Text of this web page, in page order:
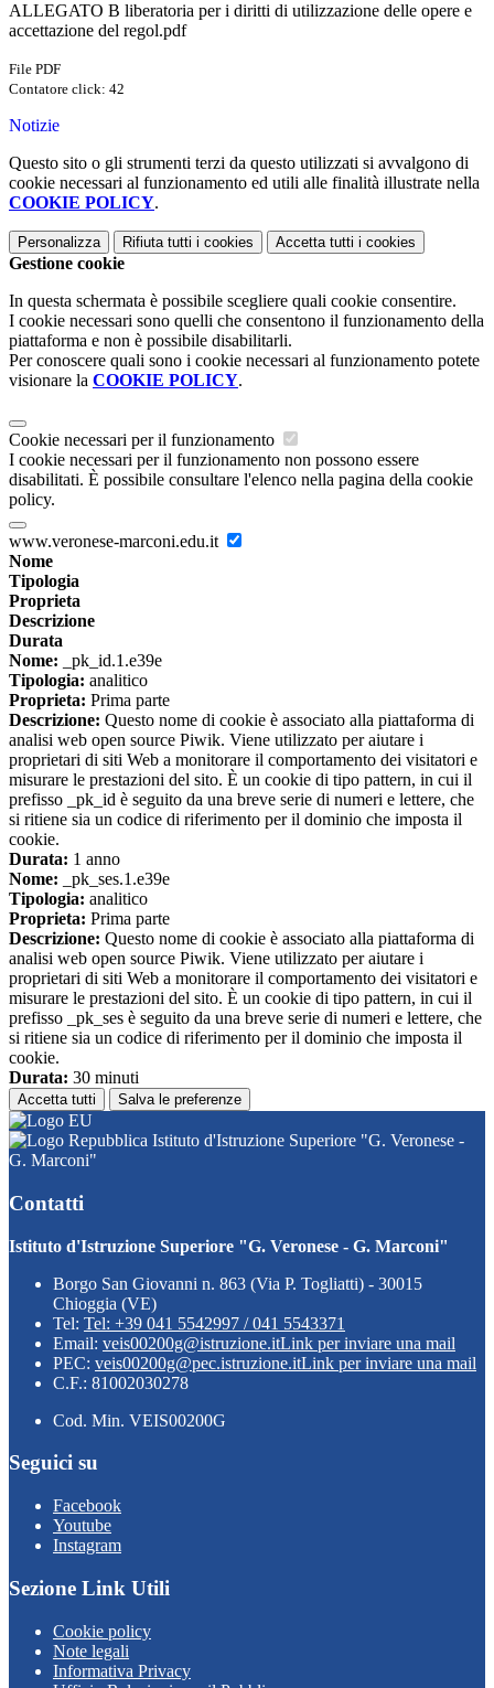
ALLEGATO B liberatoria per i diritti di utilizzazione delle opere e
accettazione del regol.pdf
File PDF
Contatore click: 42
Notizie
Questo sito o gli strumenti terzi da questo utilizzati si avvalgono di
cookie necessari al funzionamento ed utili alle finalità illustrate nella
COOKIE POLICY.
Personalizza Rifiuta tutti i cookies Accetta tutti i cookies
Gestione cookie
In questa schermata è possibile scegliere quali cookie consentire.
I cookie necessari sono quelli che consentono il funzionamento della
piattaforma e non è possibile disabilitarli.
Per conoscere quali sono i cookie necessari al funzionamento potete
visionare la COOKIE POLICY.
Cookie necessari per il funzionamento
I cookie necessari per il funzionamento non possono essere
disabilitati. È possibile consultare l'elenco nella pagina della cookie
policy.
www.veronese-marconi.edu.it
Nome
Tipologia
Proprieta
Descrizione
Durata
Nome: _pk_id.1.e39e
Tipologia: analitico
Proprieta: Prima parte
Descrizione: Questo nome di cookie è associato alla piattaforma di
analisi web open source Piwik. Viene utilizzato per aiutare i
proprietari di siti Web a monitorare il comportamento dei visitatori e
misurare le prestazioni del sito. È un cookie di tipo pattern, in cui il
prefisso _pk_id è seguito da una breve serie di numeri e lettere, che
si ritiene sia un codice di riferimento per il dominio che imposta il
cookie.
Durata: 1 anno
Nome: _pk_ses.1.e39e
Tipologia: analitico
Proprieta: Prima parte
Descrizione: Questo nome di cookie è associato alla piattaforma di
analisi web open source Piwik. Viene utilizzato per aiutare i
proprietari di siti Web a monitorare il comportamento dei visitatori e
misurare le prestazioni del sito. È un cookie di tipo pattern, in cui il
prefisso _pk_ses è seguito da una breve serie di numeri e lettere, che
si ritiene sia un codice di riferimento per il dominio che imposta il
cookie.
Durata: 30 minuti
Accetta tutti Salva le preferenze
Istituto d'Istruzione Superiore "G. Veronese -
G. Marconi"
Contatti
Istituto d'Istruzione Superiore "G. Veronese - G. Marconi"
Borgo San Giovanni n. 863 (Via P. Togliatti) - 30015
Chioggia (VE)
Tel: Tel: +39 041 5542997 / 041 5543371
Email: veis00200g@istruzione.itLink per inviare una mail
PEC: veis00200g@pec.istruzione.itLink per inviare una mail
C.F.: 81002030278
Cod. Min. VEIS00200G
Seguici su
Facebook
Youtube
Instagram
Sezione Link Utili
Cookie policy
Note legali
Informativa Privacy